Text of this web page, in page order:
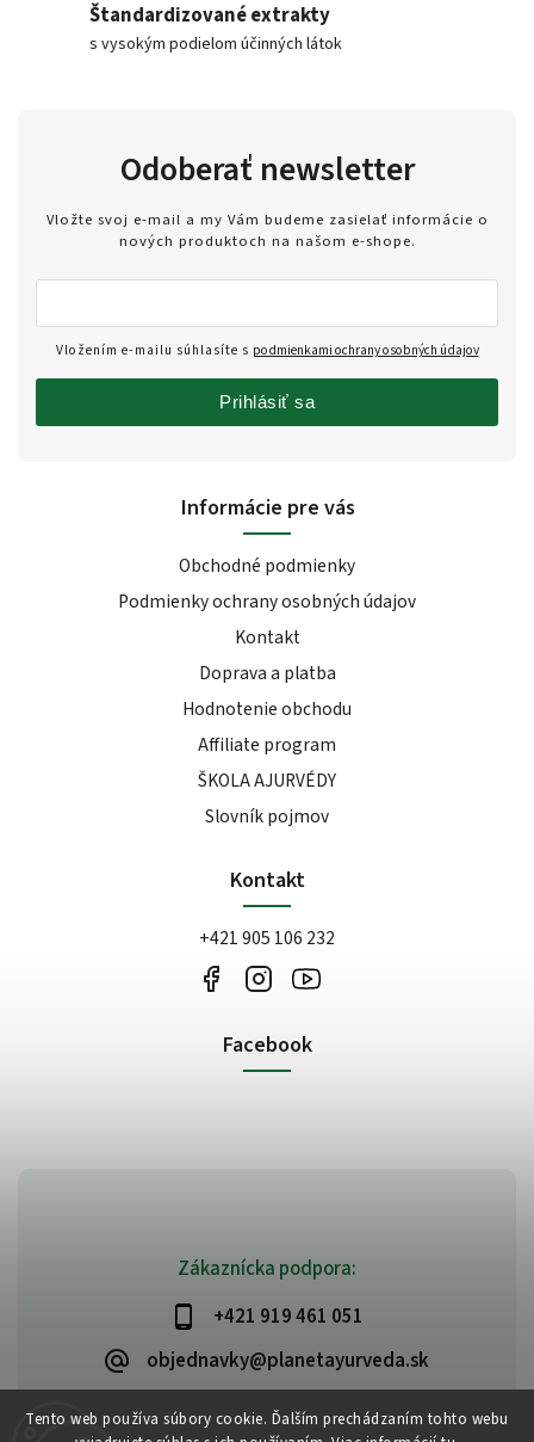
Tento web používa súbory cookie. Ďalším prechádzaním tohto webu
Štandardizované extrakty
s vysokým podielom účinných látok
Zákaznícka podpora:
+421 919 461 051
objednavky@planetayurveda.sk
Informácie pre vás
Obchodné podmienky
Podmienky ochrany osobných údajov
Kontakt
Doprava a platba
Hodnotenie obchodu
Affiliate program
ŠKOLA AJURVÉDY
Slovník pojmov
Kontakt
+421 905 106 232
Facebook
Odoberať newsletter
Vložte svoj e-mail a my Vám budeme zasielať informácie o
nových produktoch na našom e-shope.
Vložením e-mailu súhlasíte s podmienkami ochrany osobných údajov
Prihlásiť sa